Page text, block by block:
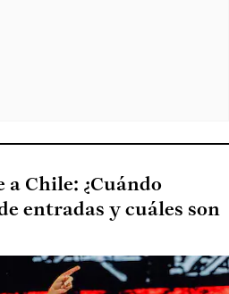
a Chile: ¿Cuándo
entradas y cuáles son